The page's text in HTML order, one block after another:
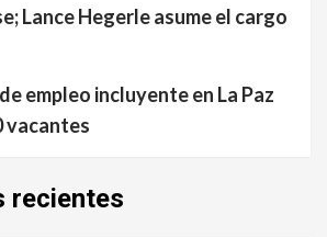
Lance Hegerle asume el cargo
empleo incluyente en La Paz
vacantes
recientes